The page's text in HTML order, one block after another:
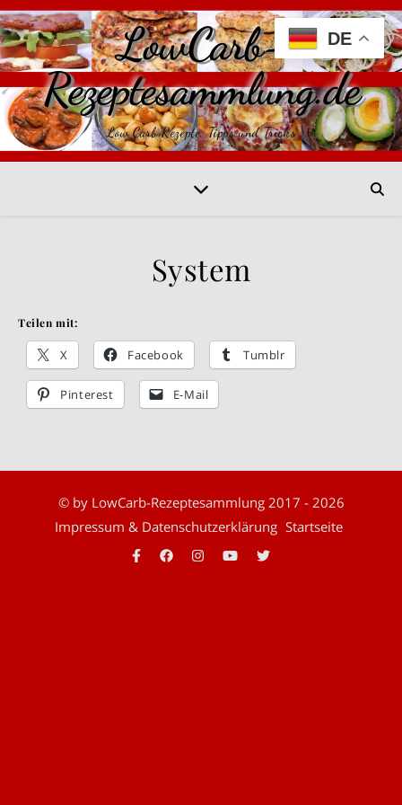
LowCarb-
Rezeptesammlung.de
Low Carb Rezepte, Tipps und Tricks
System
Teilen mit:
X Facebook Tumblr
Pinterest E-Mail
© by LowCarb-Rezeptesammlung 2017 - 2026
Impressum & Datenschutzerklärung Startseite
DE